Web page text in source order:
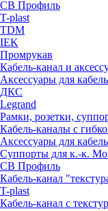
СВ Профиль
T-plast
TDM
IEK
Промрукав
Кабель-канал и
Аксессуары для
ДКС
Legrand
Рамки, розетки,
Кабель-каналы с
Аксессуары для
Суппорты для к.-к.
СВ Профиль
Кабель-канал
T-plast
Кабель-канал с